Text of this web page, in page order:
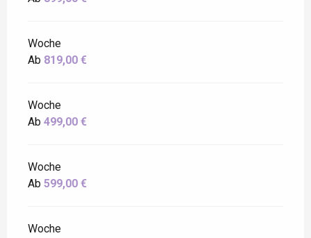
Woche
Ab 819,00 €
Woche
Ab 499,00 €
Woche
Ab 599,00 €
Woche